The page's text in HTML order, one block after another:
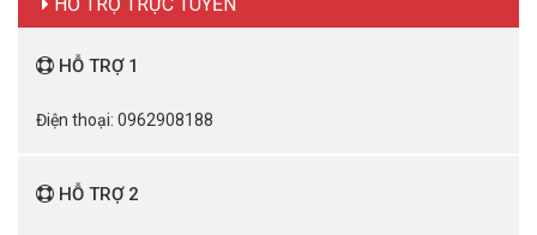
HỖ TRỢ 1
Điện thoại: 0962908188
HỖ TRỢ 2